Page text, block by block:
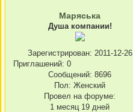
Маряська
Душа компании!
Зарегистрирован: 2011-12-26
Приглашений: 0
Сообщений: 8696
Пол: Женский
Провел на форуме:
1 месяц 19 дней